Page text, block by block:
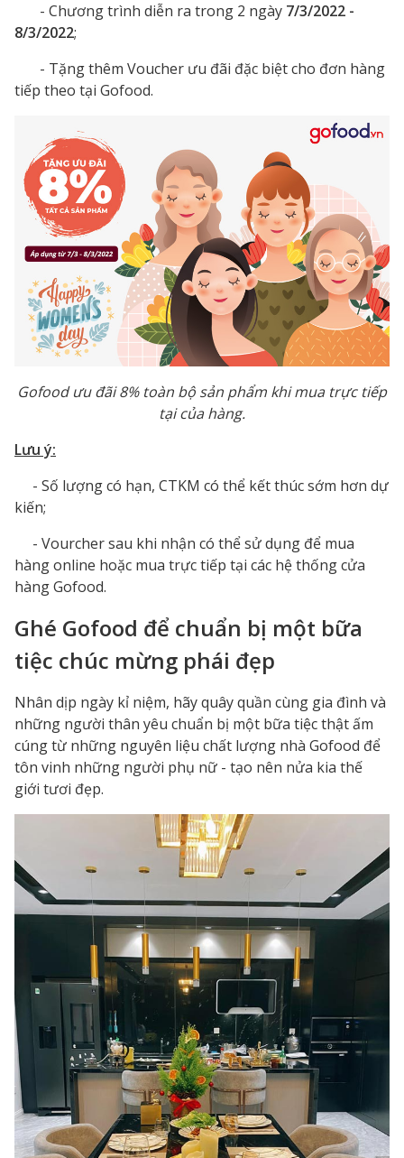
- Chương trình diễn ra trong 2 ngày 7/3/2022 -
8/3/2022;
- Tặng thêm Voucher ưu đãi đặc biệt cho đơn hàng
tiếp theo tại Gofood.
Gofood ưu đãi 8% toàn bộ sản phẩm khi mua trực tiếp
tại của hàng.
Lưu ý:
- Số lượng có hạn, CTKM có thể kết thúc sớm hơn dự
kiến;
- Vourcher sau khi nhận có thể sử dụng để mua
hàng online hoặc mua trực tiếp tại các hệ thống cửa
hàng Gofood.
Ghé Gofood để chuẩn bị một bữa
tiệc chúc mừng phái đẹp
Nhân dịp ngày kỉ niệm, hãy quây quần cùng gia đình và
những người thân yêu chuẩn bị một bữa tiệc thật ấm
cúng từ những nguyên liệu chất lượng nhà Gofood để
tôn vinh những người phụ nữ - tạo nên nửa kia thế
giới tươi đẹp.